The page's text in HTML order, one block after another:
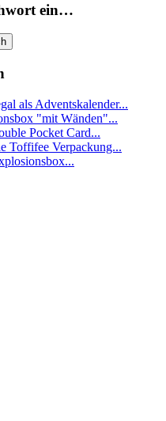
ein…
als Adventskalender...
"mit Wänden"...
Pocket Card...
Toffifee Verpackung...